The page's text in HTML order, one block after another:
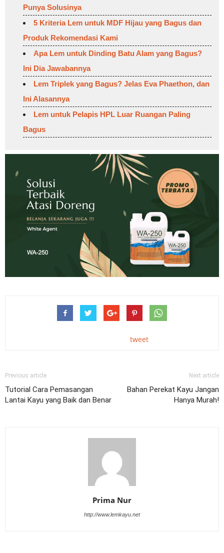
Punya Solusinya
5 Kriteria Lem untuk MDF Hijau yang Bagus dan
Produk Rekomendasi Kami
Apa Lem untuk Dinding Batu Alam yang Bagus?
Ini Dia Jawabannya
Lem Triplek yang Bagus? Jelas Eva Phaethon, dan
Ini Alasannya
Lem untuk Pelapis HPL Luar Ruangan Paling
Bagus
tweet
Previous article
Tutorial Cara Pemasangan
Lantai Kayu yang Baik dan Benar
Next article
Bahan Perekat Kayu Jangan
Hanya Murah!
Prima Nur
http://www.lemkayu.net